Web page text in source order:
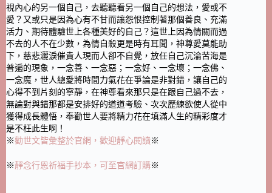
視內心的另一個自己，去聽聽看另一個自己的想法，愛或不
愛？又或只是因為心有不甘而讓怨恨控制著那個善良、充滿
活力、期待體驗世上各種美好的自己？這世上因為情關而過
不去的人不在少數，為情自殺更是時有耳聞，神尊愛莫能助
下，慈悲灑淚催貴人現而人卻不自覺，放任自己沉淪苦海是
普遍的現象，一念善、一念惡；一念好、一念壞；一念佛、
一念魔，世人總愛將時間力氣花在爭論是非對錯，讓自己的
心得不到片刻的寧靜，在神尊看來那只是在跟自己過不去，
無論對與錯那都是安排好的道道考驗、次次歷練欲使人從中
獲得成長體悟，奉勸世人要將精力花在填滿人生的精彩度才
是不枉此生啊！
※勸世文皆彙整於官網，歡迎靜心閱讀※
※靜念行恩祈福手抄本，可至官網訂購※